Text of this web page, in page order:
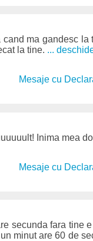
cand ma gandesc
la tine. ...
Mesaje cu
Inima mea
Mesaje cu
secunda fara tine
minut are 60 de